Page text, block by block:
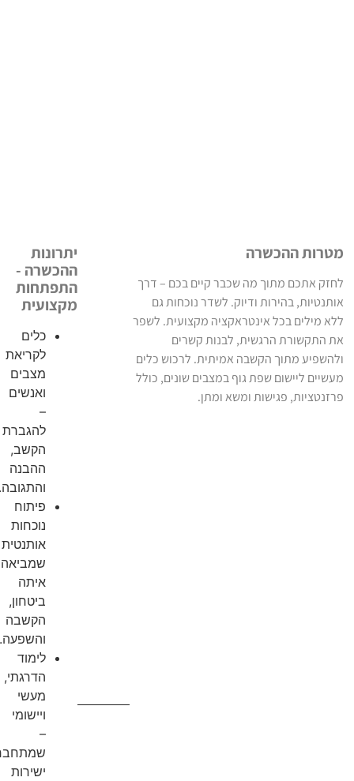
מטרות ההכשרה
לחזק אתכם מתוך מה שכבר קיים בכם – דרך
אותנטיות, בהירות ודיוק. לשדר נוכחות גם
ללא מילים בכל אינטראקציה מקצועית. לשפר
את התקשורת הרגשית, לבנות קשרים
ולהשפיע מתוך הקשבה אמיתית. לרכוש כלים
מעשיים ליישום שפת גוף במצבים שונים, כולל
פרזנטציות, פגישות ומשא ומתן.
יתרונות
ההכשרה -
התפתחות
מקצועית
כלים
לקריאת
מצבים
ואנשים
–
להגברת
הקשב,
ההבנה
והתגובה.
פיתוח
נוכחות
אותנטית
שמביאה
איתה
ביטחון,
הקשבה
והשפעה.
לימוד
הדרגתי,
מעשי
ויישומי
–
שמתחבר
ישירות